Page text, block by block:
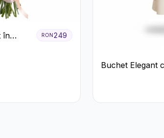
în
RON 249
Buchet Elegant